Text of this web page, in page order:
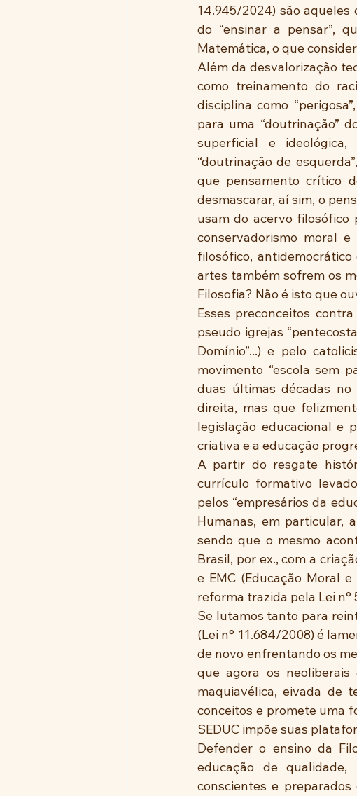
14.945/2024) são
do “ensinar a pensar”,
Matemática, o que
Além da desvalorização
como treinamento do
disciplina como
para uma “doutrinação”
superficial e
“doutrinação de
que pensamento crítico
desmascarar, aí sim, o
usam do acervo
conservadorismo moral
filosófico,
artes também sofrem os
Filosofia? Não é isto que
Esses preconceitos
pseudo igrejas
Domínio”...) e pelo
movimento “escola sem
duas últimas décadas
direita, mas que
legislação educacional e
criativa e a educação
A partir do resgate
currículo formativo
pelos “empresários da
Humanas, em particular,
sendo que o mesmo
Brasil, por ex., com a
e EMC (Educação Moral
reforma trazida pela Lei n°
Se lutamos tanto para
(Lei n° 11.684/2008) é
de novo enfrentando os
que agora os
maquiavélica, eivada de
conceitos e promete uma
SEDUC impõe suas
Defender o ensino da
educação de
conscientes e